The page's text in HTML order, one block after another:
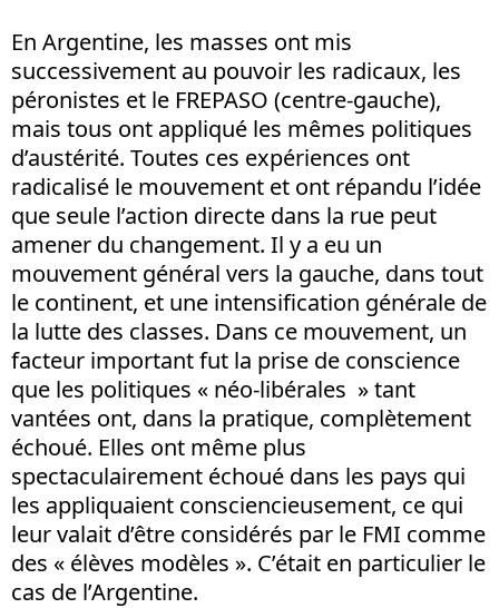
En Argentine, les masses ont mis
successivement au pouvoir les radicaux, les
péronistes et le FREPASO (centre-gauche),
mais tous ont appliqué les mêmes politiques
d’austérité. Toutes ces expériences ont
radicalisé le mouvement et ont répandu l’idée
que seule l’action directe dans la rue peut
amener du changement. Il y a eu un
mouvement général vers la gauche, dans tout
le continent, et une intensification générale de
la lutte des classes. Dans ce mouvement, un
facteur important fut la prise de conscience
que les politiques « néo-libérales » tant
vantées ont, dans la pratique, complètement
échoué. Elles ont même plus
spectaculairement échoué dans les pays qui
les appliquaient consciencieusement, ce qui
leur valait d’être considérés par le FMI comme
des « élèves modèles ». C’était en particulier le
cas de l’Argentine.